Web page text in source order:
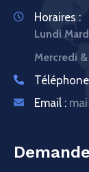
Horaires :
Lundi
Mercredi
Email :